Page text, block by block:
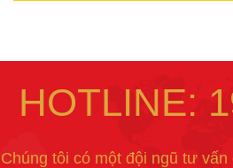
HOTLINE:
Chúng tôi có một đội ngũ tư